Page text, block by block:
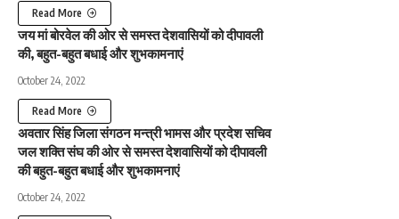
Read More
जय मां बोरवेल की ओर से समस्त देशवासियों को दीपावली
की, बहुत-बहुत बधाई और शुभकामनाएं
October 24, 2022
Read More
अवतार सिंह जिला संगठन मन्त्री भामस और प्रदेश सचिव
जल शक्ति संघ की ओर से समस्त देशवासियों को दीपावली
की बहुत-बहुत बधाई और शुभकामनाएं
October 24, 2022